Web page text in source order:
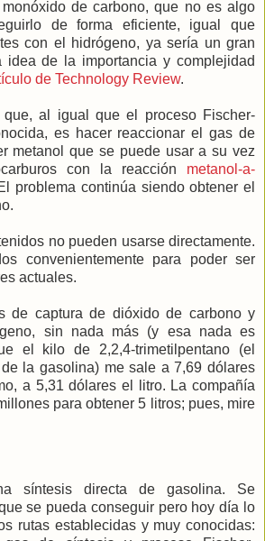
de carbono, que no es algo
de forma eficiente, igual que
con el hidrógeno, ya sería un gran
idea de la importancia y complejidad
de Technology Review.
al igual que el proceso Fischer-
es hacer reaccionar el gas de
metanol que se puede usar a su vez
con la reacción metanol-a-
problema continúa siendo obtener el
no pueden usarse directamente.
convenientemente para poder ser
actuales.
de captura de dióxido de carbono y
sin nada más (y esa nada es
el kilo de 2,2,4-trimetilpentano (el
la gasolina) me sale a 7,69 dólares
a 5,31 dólares el litro. La compañía
para obtener 5 litros; pues, mire
síntesis directa de gasolina. Se
se pueda conseguir pero hoy día lo
rutas establecidas y muy conocidas: